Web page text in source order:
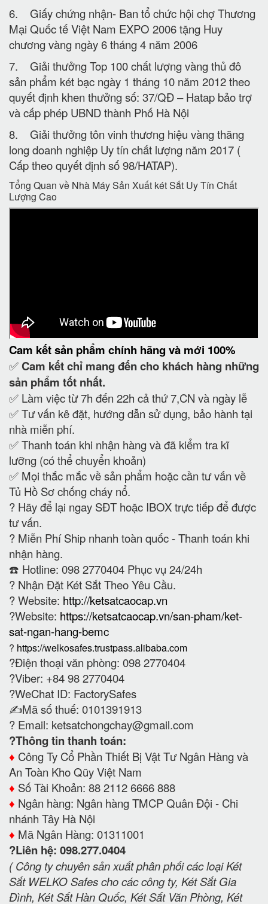
6. Giấy chứng nhận- Ban tổ chức hội chợ Thương
Mại Quốc tế Việt Nam EXPO 2006 tặng Huy
chương vàng ngày 6 tháng 4 năm 2006
7. Giải thưởng Top 100 chất lượng vàng thủ đô
sản phẩm két bạc ngày 1 tháng 10 năm 2012 theo
quyết định khen thưởng số: 37/QĐ – Hatap bảo trợ
và cấp phép UBND thành Phố Hà Nội
8. Giải thưởng tôn vinh thương hiệu vàng thăng
long doanh nghiệp Uy tín chất lượng năm 2017 (
Cấp theo quyết định số 98/HATAP).
Tổng Quan về Nhà Máy Sản Xuất két Sắt Uy Tín Chất
Lượng Cao
Cam kếtsản phẩm chính hãng và mới 100%
✅ Cam kếtchỉ mang đến cho khách hàng những
sản phẩm tốt nhất.
✅ Làm việc từ 7h đến 22h cả thứ 7,CN và ngày lễ
✅ Tư vấn kê đặt, hướng dẫn sử dụng, bảo hành tại
nhà miễn phí.
✅ Thanh toán khi nhận hàng và đã kiểm tra kĩ
lưỡng (có thể chuyển khoản)
✅ Mọi thắc mắc về sản phẩm hoặc cần tư vấn về
Tủ Hồ Sơ chống cháy nổ.
? Hãy để lại ngay SĐT hoặc IBOX trực tiếp để được
tư vấn.
? Miễn Phí Ship nhanh toàn quốc - Thanh toán khi
nhận hàng.
☎️ Hotline: 098 2770404 Phục vụ 24/24h
? Nhận Đặt Két Sắt Theo Yêu Cầu.
? Website: http://ketsatcaocap.vn
?Website: https://ketsatcaocap.vn/san-pham/ket-
sat-ngan-hang-bemc
? https://welkosafes.trustpass.alibaba.com
?Điện thoại văn phòng: 098 2770404
?Viber: +84 98 2770404
?WeChat ID: FactorySafes
✍️Mã số thuế: 0101391913
? Email: ketsatchongchay@gmail.com
?Thông tin thanh toán:
♦️ Công Ty Cổ Phần Thiết Bị Vật Tư Ngân Hàng và
An Toàn Kho Qũy Việt Nam
♦️ Số Tài Khoản: 88 2112 6666 888
♦️ Ngân hàng: Ngân hàng TMCP Quân Đội - Chi
nhánh Tây Hà Nội
♦️ Mã Ngân Hàng: 01311001
?Liên hệ: 098.277.0404
( Công ty chuyên sản xuất phân phối các loại Két
Sắt WELKO Safes cho các công ty, Két Sắt Gia
Đình, Két Sắt Hàn Quốc, Két Sắt Văn Phòng, Két